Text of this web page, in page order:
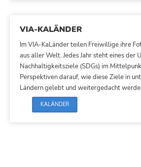
VIA-KALÄNDER
Im VIA-KaLänder teilen Freiwillige ihre
aus aller Welt. Jedes Jahr steht eines der
Nachhaltigkeitsziele (SDGs) im
Perspektiven darauf, wie diese Ziele in
Ländern gelebt und weitergedacht
KALÄNDER